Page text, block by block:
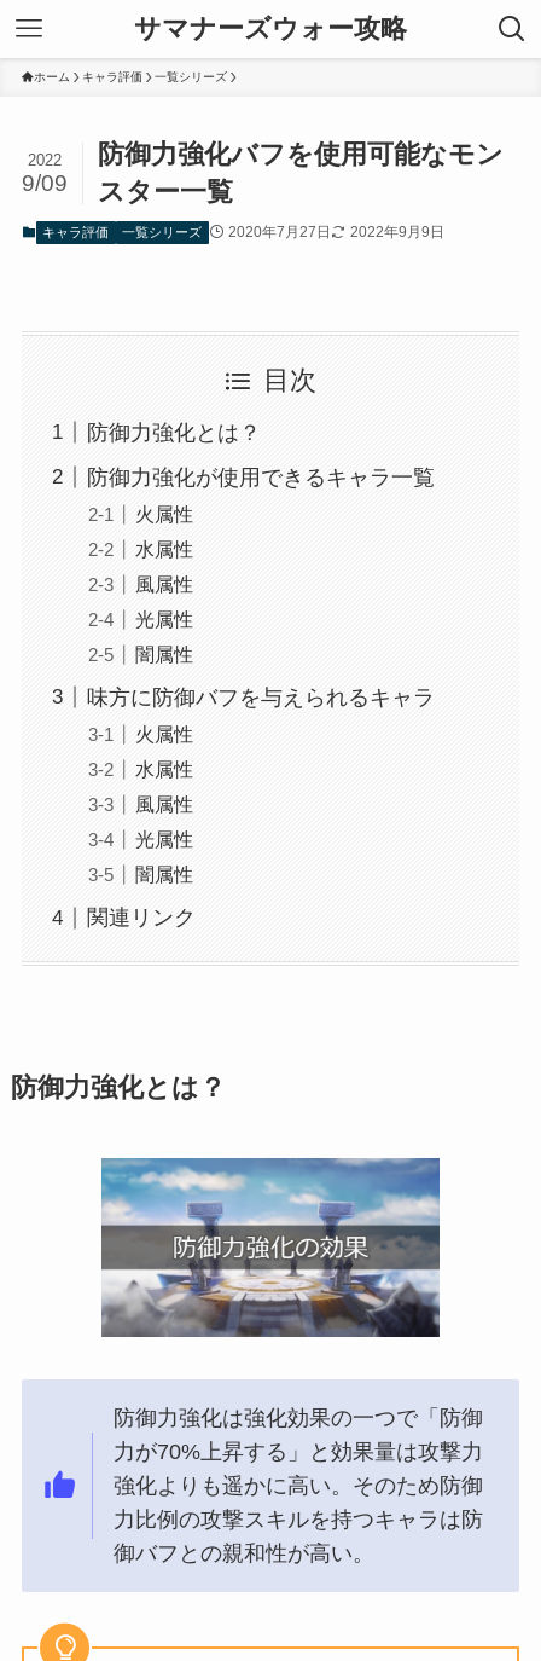
サマナーズウォー攻略
ホーム キャラ評価 一覧シリーズ
防御力強化バフを使用可能なモン
スター一覧
2022
9/09
キャラ評価 一覧シリーズ 2020年7月27日 2022年9月9日
目次
防御力強化とは？
防御力強化が使用できるキャラ一覧
火属性
水属性
風属性
光属性
闇属性
味方に防御バフを与えられるキャラ
火属性
水属性
風属性
光属性
闇属性
関連リンク
防御力強化とは？
防御力強化は強化効果の一つで「防御
力が70%上昇する」と効果量は攻撃力
強化よりも遥かに高い。そのため防御
力比例の攻撃スキルを持つキャラは防
御バフとの親和性が高い。